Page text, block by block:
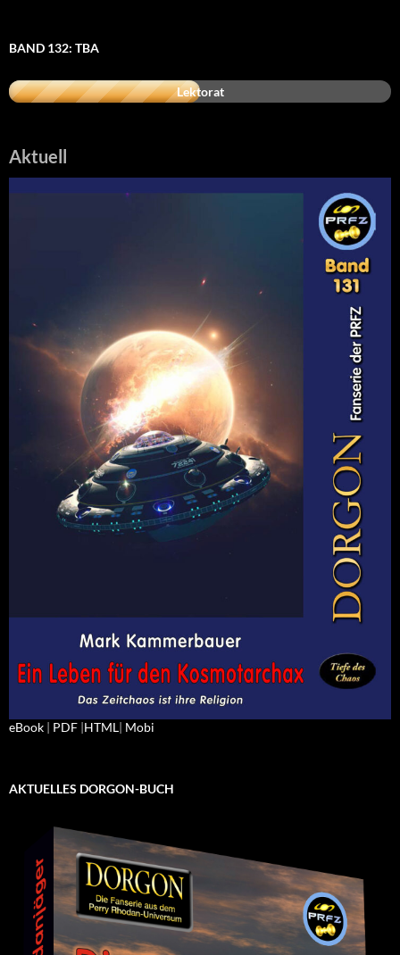
BAND 132: TBA
Lektorat
Aktuell
eBook | PDF |HTML| Mobi
AKTUELLES DORGON-BUCH